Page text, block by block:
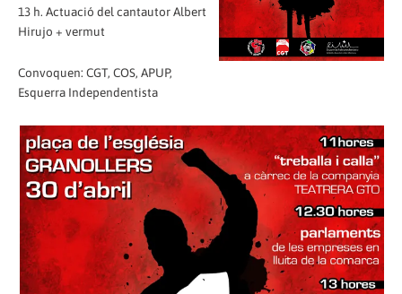
13 h. Actuació del cantautor Albert
Hirujo + vermut
Convoquen: CGT, COS, APUP,
Esquerra Independentista